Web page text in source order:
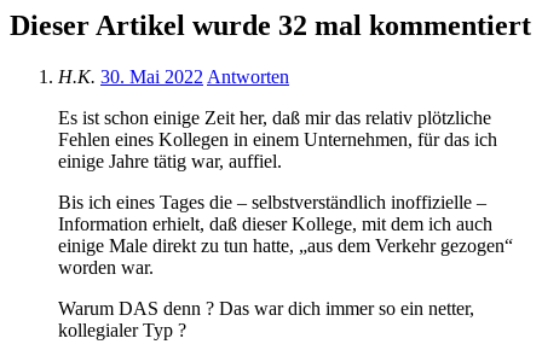
Dieser Artikel wurde 32 mal kommentiert
H.K. 30. Mai 2022 Antworten
Es ist schon einige Zeit her, daß mir das relativ plötzliche
Fehlen eines Kollegen in einem Unternehmen, für das ich
einige Jahre tätig war, auffiel.
Bis ich eines Tages die – selbstverständlich inoffizielle –
Information erhielt, daß dieser Kollege, mit dem ich auch
einige Male direkt zu tun hatte, „aus dem Verkehr gezogen“
worden war.
Warum DAS denn ? Das war dich immer so ein netter,
kollegialer Typ ?